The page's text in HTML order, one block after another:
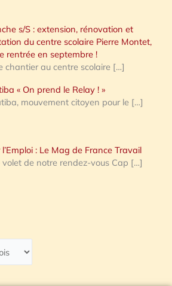
s/S : extension, rénovation et
du centre scolaire Pierre Montet,
rentrée en septembre !
chantier au centre scolaire […]
« On prend le Relay ! »
mouvement citoyen pour le […]
: Le Mag de France Travail
volet de notre rendez-vous Cap […]